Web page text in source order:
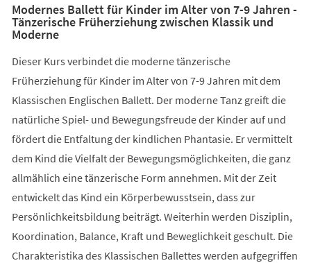
Modernes Ballett für Kinder im Alter von 7-9 Jahren -
Tänzerische Früherziehung zwischen Klassik und
Moderne
Dieser Kurs verbindet die moderne tänzerische
Früherziehung für Kinder im Alter von 7-9 Jahren mit dem
Klassischen Englischen Ballett. Der moderne Tanz greift die
natürliche Spiel- und Bewegungsfreude der Kinder auf und
fördert die Entfaltung der kindlichen Phantasie. Er vermittelt
dem Kind die Vielfalt der Bewegungsmöglichkeiten, die ganz
allmählich eine tänzerische Form annehmen. Mit der Zeit
entwickelt das Kind ein Körperbewusstsein, dass zur
Persönlichkeitsbildung beiträgt. Weiterhin werden Disziplin,
Koordination, Balance, Kraft und Beweglichkeit geschult. Die
Charakteristika des Klassischen Ballettes werden aufgegriffen